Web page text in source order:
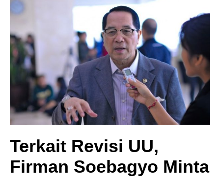
Terkait Revisi UU,
Firman Soebagyo Minta